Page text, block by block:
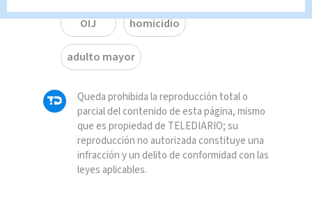
OIJ homicidio
adulto mayor
Queda prohibida la reproducción total o
parcial del contenido de esta página, mismo
que es propiedad de TELEDIARIO; su
reproducción no autorizada constituye una
infracción y un delito de conformidad con las
leyes aplicables.